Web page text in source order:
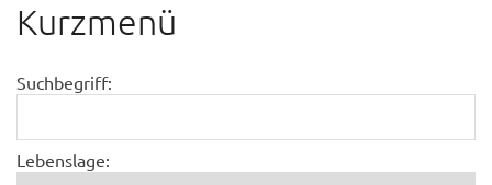
Kurzmenü
Suchbegriff:
Lebenslage: